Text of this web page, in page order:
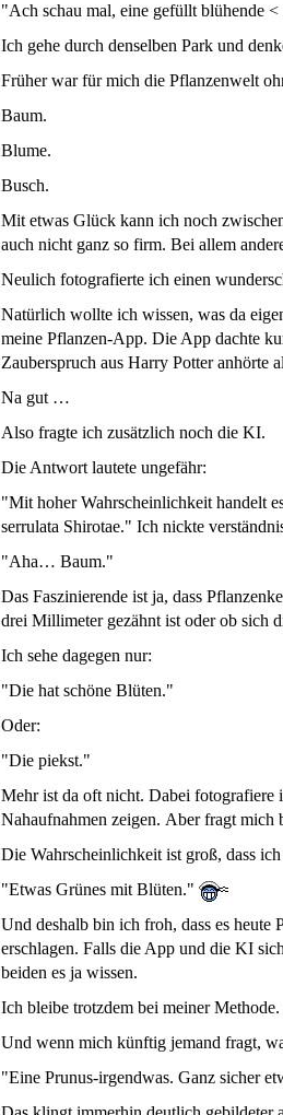
"Ach schau mal, eine gefüllt blühende
Ich gehe durch denselben Park und
Früher war für mich die Pflanzenwelt
Baum.
Blume.
Busch.
Mit etwas Glück kann ich noch
auch nicht ganz so firm. Bei allem
Neulich fotografierte ich einen
Natürlich wollte ich wissen, was da
meine Pflanzen-App. Die App dachte
Zauberspruch aus Harry Potter anhörte
Na gut …
Also fragte ich zusätzlich noch die KI.
Die Antwort lautete ungefähr:
"Mit hoher Wahrscheinlichkeit handelt
serrulata Shirotae." Ich nickte
"Aha… Baum."
Das Faszinierende ist ja, dass
drei Millimeter gezähnt ist oder ob sich
Ich sehe dagegen nur:
"Die hat schöne Blüten."
Oder:
"Die piekst."
Mehr ist da oft nicht. Dabei fotografiere
Nahaufnahmen zeigen. Aber fragt mich
Die Wahrscheinlichkeit ist groß, dass
"Etwas Grünes mit Blüten."
Und deshalb bin ich froh, dass es
erschlagen. Falls die App und die KI
beiden es ja wissen.
Ich bleibe trotzdem bei meiner
Und wenn mich künftig jemand fragt,
"Eine Prunus-irgendwas. Ganz sicher